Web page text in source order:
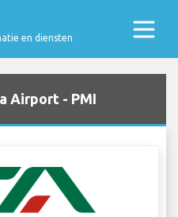
en diensten
Airport - PMI